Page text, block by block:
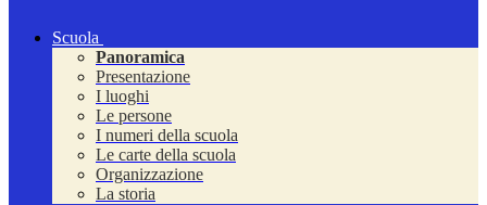
Scuola
Panoramica
Presentazione
I luoghi
Le persone
I numeri della scuola
Le carte della scuola
Organizzazione
La storia